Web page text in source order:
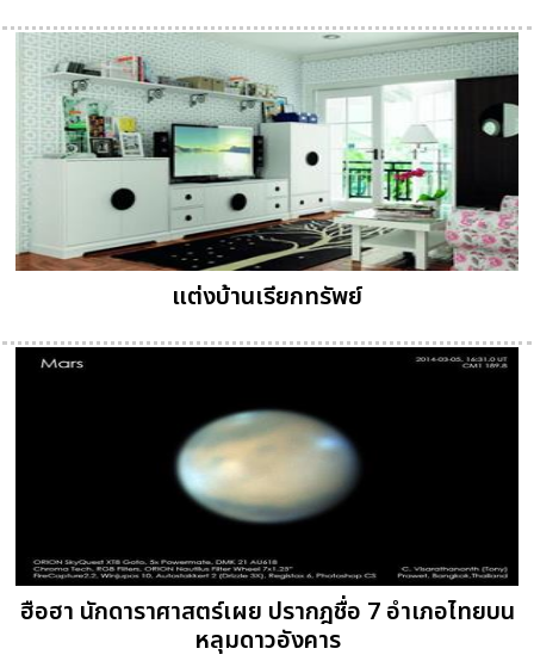
แต่งบ้านเรียกทรัพย์
ฮือฮา นักดาราศาสตร์เผย ปรากฎชื่อ 7 อำเภอไทยบน
หลุมดาวอังคาร